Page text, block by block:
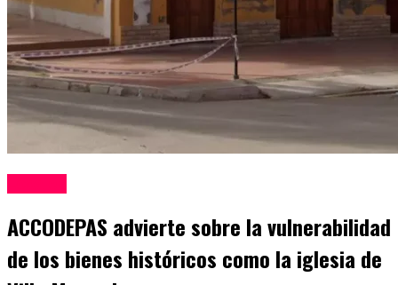
ACCODEPAS advierte sobre la vulnerabilidad
de los bienes históricos como la iglesia de